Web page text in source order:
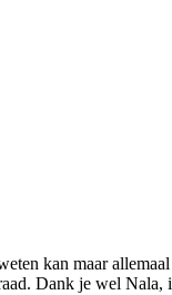
kan maar
Dank je wel